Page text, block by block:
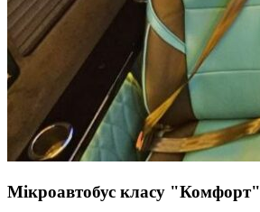
Мікроавтобус класу "Комфорт"